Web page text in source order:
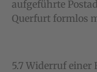
aufgeführte
Querfurt formlos
5.7 Widerruf